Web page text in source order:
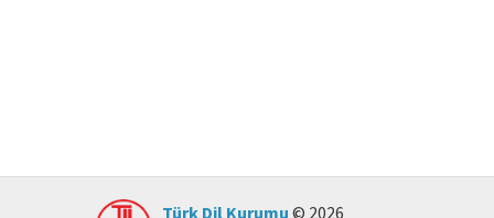
Türk Dil Kurumu © 2026